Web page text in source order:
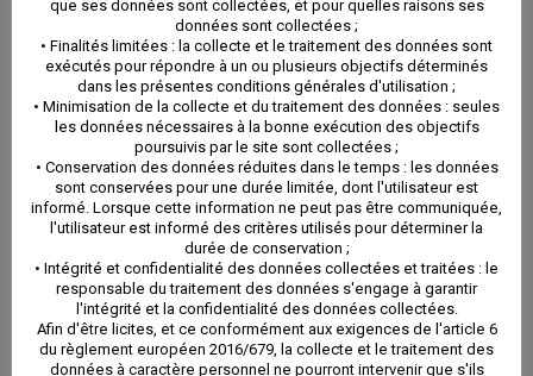
Tout simplement pour mettre en avant la rentabilité
des investissements locatifs sur la commune de
Balaruc les Bains, en effet un curiste fait une cure
thermale en principe unefois par an et son séjour dure
généralement 3 semaines, la station thermale est
ouverte environ 10 mois par an et affiche complet sur
toute la saison, le planning des locations saisonnières
est quasiment plein avec une année d’avance vu que
que ses données sont collectées, et pour quelles raisons ses
données sont collectées ;
• Finalités limitées : la collecte et le traitement des données sont
exécutés pour répondre à un ou plusieurs objectifs déterminés
dans les présentes conditions générales d'utilisation ;
• Minimisation de la collecte et du traitement des données : seules
les données nécessaires à la bonne exécution des objectifs
poursuivis par le site sont collectées ;
• Conservation des données réduites dans le temps : les données
sont conservées pour une durée limitée, dont l'utilisateur est
informé. Lorsque cette information ne peut pas être communiquée,
l'utilisateur est informé des critères utilisés pour déterminer la
durée de conservation ;
• Intégrité et confidentialité des données collectées et traitées : le
responsable du traitement des données s'engage à garantir
l'intégrité et la confidentialité des données collectées.
Afin d'être licites, et ce conformément aux exigences de l'article 6
du règlement européen 2016/679, la collecte et le traitement des
données à caractère personnel ne pourront intervenir que s'ils